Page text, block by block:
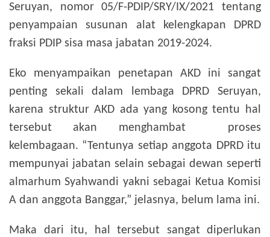
Seruyan, nomor 05/F-PDIP/SRY/IX/2021 tentang
penyampaian susunan alat kelengkapan DPRD
fraksi PDIP sisa masa jabatan 2019-2024.
Eko menyampaikan penetapan AKD ini sangat
penting sekali dalam lembaga DPRD Seruyan,
karena struktur AKD ada yang kosong tentu hal
tersebut akan menghambat proses
kelembagaan. “Tentunya setiap anggota DPRD itu
mempunyai jabatan selain sebagai dewan seperti
almarhum Syahwandi yakni sebagai Ketua Komisi
A dan anggota Banggar,” jelasnya, belum lama ini.
Maka dari itu, hal tersebut sangat diperlukan